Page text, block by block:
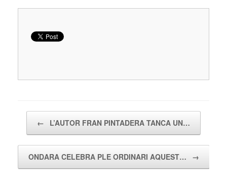
← L’AUTOR FRAN PINTADERA TANCA UN…
ONDARA CELEBRA PLE ORDINARI AQUEST… →